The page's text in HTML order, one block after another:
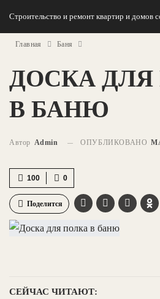
Строительство и ремонт квартир и домов
Главная Баня
ДОСКА
В БАНЮ
Автор Admin ОПУБЛИКОВАНО
0
100
Поделится
СЕЙЧАС ЧИТАЮТ: